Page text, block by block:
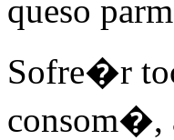
queso
Sofre�r
consom�,